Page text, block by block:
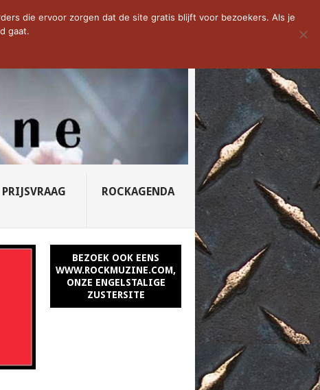
CD VAN DE WEEK: SLEEPING...
PRIJSVRAAG ROCKAGENDA
BEZOEK OOK EENS
WWW.ROCKMUZINE.COM,
ONZE ENGELSTALIGE
ZUSTERSITE
die ervoor zorgen dat de site gratis blijft voor bezoekers. Als je
gaat.